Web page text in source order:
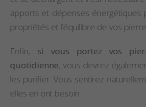
apports et dépenses énergétiques
propriétés et l’équilibre de vos
Enfin, si vous portez vos
quotidienne, vous devrez
les purifier. Vous sentirez
elles en ont besoin.